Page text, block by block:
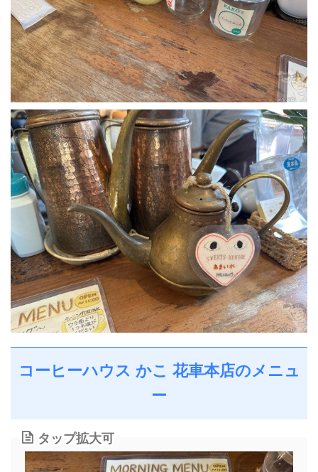
コーヒーハウス かこ 花車本店のメニュ
ー
タップ拡大可